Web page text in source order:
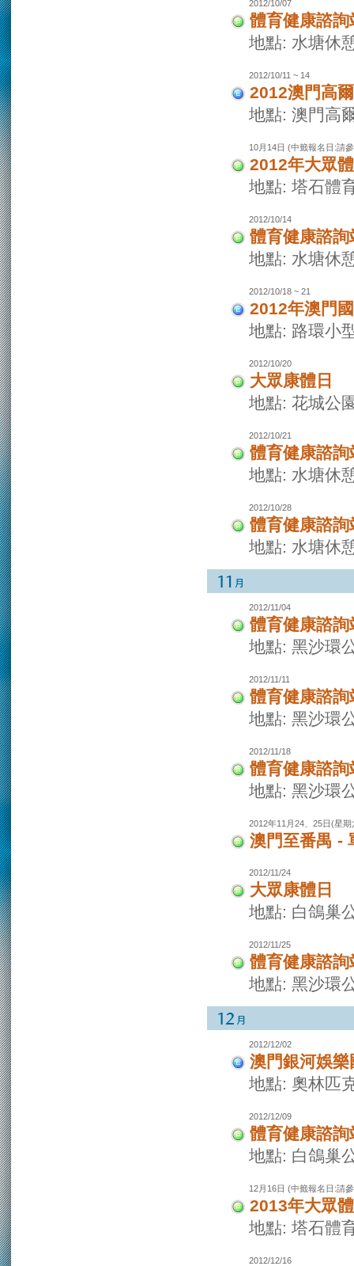
2012/10/07
體育健康諮詢
地點: 水塘休
2012/10/11 ~ 14
2012澳門高
地點: 澳門高
10月14日 (中籤報名日:請
2012年大眾
地點: 塔石體
2012/10/14
體育健康諮詢
地點: 水塘休
2012/10/18 ~ 21
2012年澳門
地點: 路環小
2012/10/20
大眾康體日
地點: 花城公
2012/10/21
體育健康諮詢
地點: 水塘休
2012/10/28
體育健康諮詢
地點: 水塘休
2012/11/04
體育健康諮詢
地點: 黑沙環
2012/11/11
體育健康諮詢
地點: 黑沙環
2012/11/18
體育健康諮詢
地點: 黑沙環
2012年11月24、25日(星期
澳門至番禺 -
2012/11/24
大眾康體日
地點: 白鴿巢
2012/11/25
體育健康諮詢
地點: 黑沙環
2012/12/02
澳門銀河娛
地點: 奧林匹
2012/12/09
體育健康諮詢
地點: 白鴿巢
12月16日 (中籤報名日:請
2013年大眾
地點: 塔石體
2012/12/16